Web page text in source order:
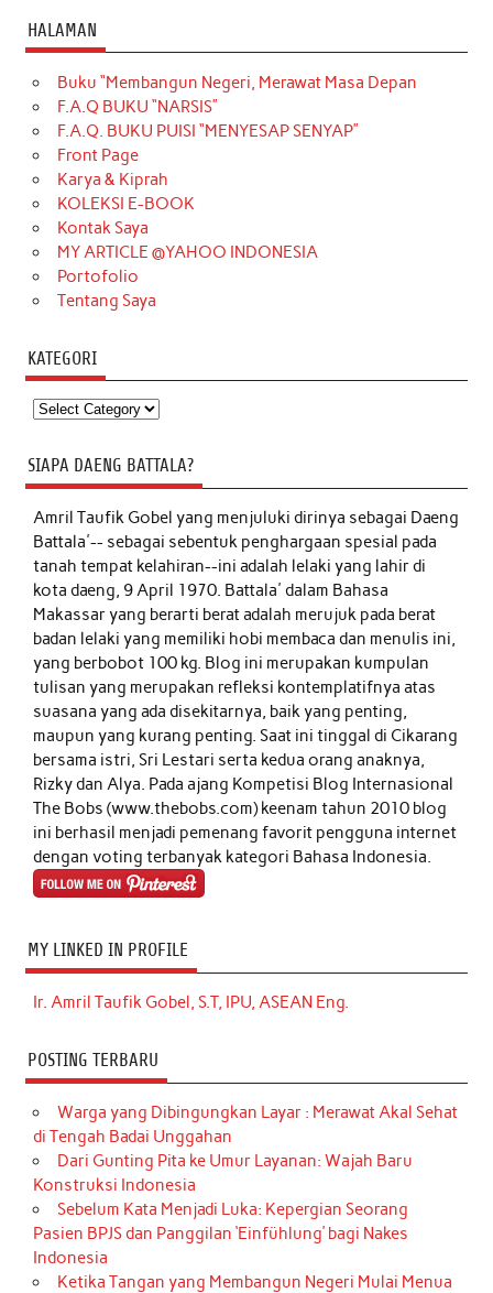
HALAMAN
Buku “Membangun Negeri, Merawat Masa Depan
F.A.Q BUKU “NARSIS”
F.A.Q. BUKU PUISI “MENYESAP SENYAP”
Front Page
Karya & Kiprah
KOLEKSI E-BOOK
Kontak Saya
MY ARTICLE @YAHOO INDONESIA
Portofolio
Tentang Saya
KATEGORI
Kategori
SIAPA DAENG BATTALA?
Amril Taufik Gobelyang menjuluki dirinya sebagai Daeng
Battala'-- sebagai sebentuk penghargaan spesial pada
tanah tempat kelahiran--ini adalah lelaki yang lahir di
kota daeng, 9 April 1970. Battala' dalam Bahasa
Makassar yang berarti berat adalah merujuk pada berat
badan lelaki yang memiliki hobi membaca dan menulis ini,
yang berbobot 100 kg. Blog ini merupakan kumpulan
tulisan yang merupakan refleksi kontemplatifnya atas
suasana yang ada disekitarnya, baik yang penting,
maupun yang kurang penting. Saat ini tinggal di Cikarang
bersama istri, Sri Lestari serta kedua orang anaknya,
Rizky dan Alya. Pada ajang Kompetisi Blog Internasional
The Bobs (www.thebobs.com) keenam tahun 2010 blog
ini berhasil menjadi pemenang favorit pengguna internet
dengan voting terbanyak kategori Bahasa Indonesia.
MY LINKED IN PROFILE
Ir. Amril Taufik Gobel, S.T, IPU, ASEAN Eng.
POSTING TERBARU
Warga yang Dibingungkan Layar : Merawat Akal Sehat
di Tengah Badai Unggahan
Dari Gunting Pita ke Umur Layanan: Wajah Baru
Konstruksi Indonesia
Sebelum Kata Menjadi Luka: Kepergian Seorang
Pasien BPJS dan Panggilan ‘Einfühlung’ bagi Nakes
Indonesia
Ketika Tangan yang Membangun Negeri Mulai Menua